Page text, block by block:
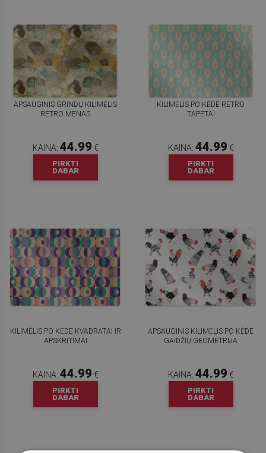
APSAUGINIS GRINDŲ KILIMĖLIS
RETRO MENAS
KAINA: 44.99 €
PIRKTI
DABAR
KILIMĖLIS PO KĖDE RETRO
TAPETAI
KAINA: 44.99 €
PIRKTI
DABAR
KILIMĖLIS PO KĖDE KVADRATAI IR
APSKRITIMAI
KAINA: 44.99 €
PIRKTI
DABAR
APSAUGINIS KILIMĖLIS PO KĖDE
GAIDŽIŲ GEOMETRIJA
KAINA: 44.99 €
PIRKTI
DABAR